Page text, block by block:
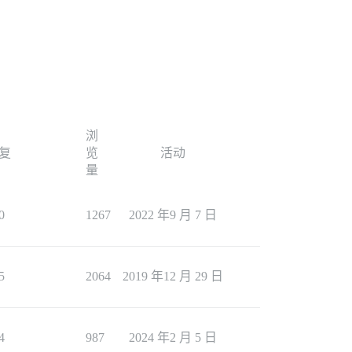
浏
览
量
活动
1267 2022 年9 月 7 日
2064 2019 年12 月 29 日
987 2024 年2 月 5 日